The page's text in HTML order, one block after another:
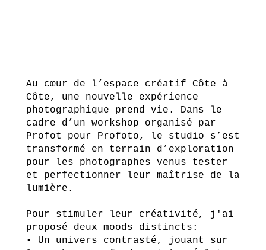
Au cœur de l’espace créatif Côte à
Côte, une nouvelle expérience
photographique prend vie. Dans le
cadre d’un workshop organisé par
Profot pour Profoto, le studio s’est
transformé en terrain d’exploration
pour les photographes venus tester
et perfectionner leur maîtrise de la
lumière.
Pour stimuler leur créativité, j'ai
proposé deux moods distincts:
• Un univers contrasté, jouant sur